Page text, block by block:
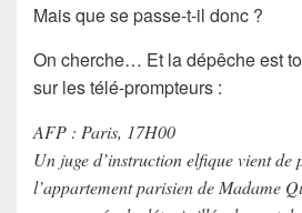
Mais que se passe-t-il donc ?
On cherche… Et ladépêcheest
sur lestélé-prompteurs :
AFP : Paris, 17H00
Un juge d’instruction elfique vient de
l’appartement parisien de Madame